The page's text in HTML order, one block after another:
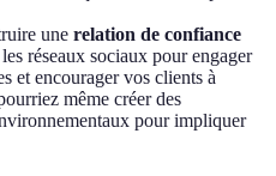
une relation de confiance
réseaux sociaux pour engager
et encourager vos clients à
même créer des
pour impliquer